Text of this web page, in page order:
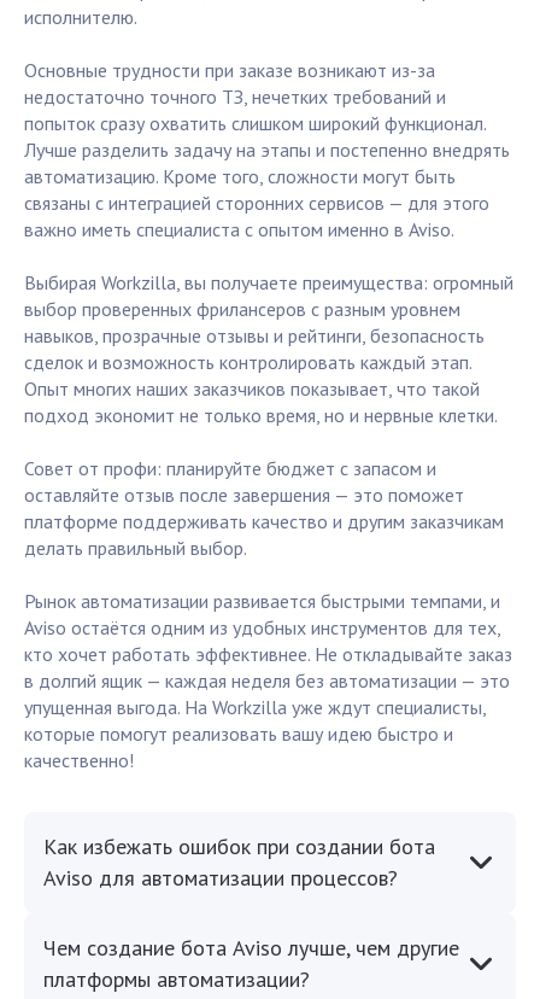
исполнителю.
Основные трудности при заказе возникают из-за
недостаточно точного ТЗ, нечетких требований и
попыток сразу охватить слишком широкий функционал.
Лучше разделить задачу на этапы и постепенно внедрять
автоматизацию. Кроме того, сложности могут быть
связаны с интеграцией сторонних сервисов — для этого
важно иметь специалиста с опытом именно в Aviso.
Выбирая Workzilla, вы получаете преимущества: огромный
выбор проверенных фрилансеров с разным уровнем
навыков, прозрачные отзывы и рейтинги, безопасность
сделок и возможность контролировать каждый этап.
Опыт многих наших заказчиков показывает, что такой
подход экономит не только время, но и нервные клетки.
Совет от профи: планируйте бюджет с запасом и
оставляйте отзыв после завершения — это поможет
платформе поддерживать качество и другим заказчикам
делать правильный выбор.
Рынок автоматизации развивается быстрыми темпами, и
Aviso остаётся одним из удобных инструментов для тех,
кто хочет работать эффективнее. Не откладывайте заказ
в долгий ящик — каждая неделя без автоматизации — это
упущенная выгода. На Workzilla уже ждут специалисты,
которые помогут реализовать вашу идею быстро и
качественно!
Как избежать ошибок при создании бота
Aviso для автоматизации процессов?
Чем создание бота Aviso лучше, чем другие
платформы автоматизации?